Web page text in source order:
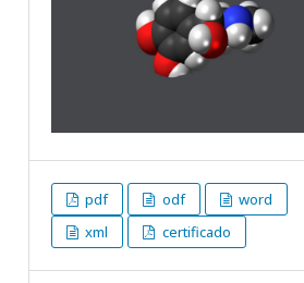
pdf odf
word
xml
certificado